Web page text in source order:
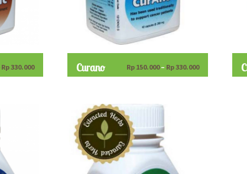
Rp330.000 Curano Rp 150.000– Rp330.000